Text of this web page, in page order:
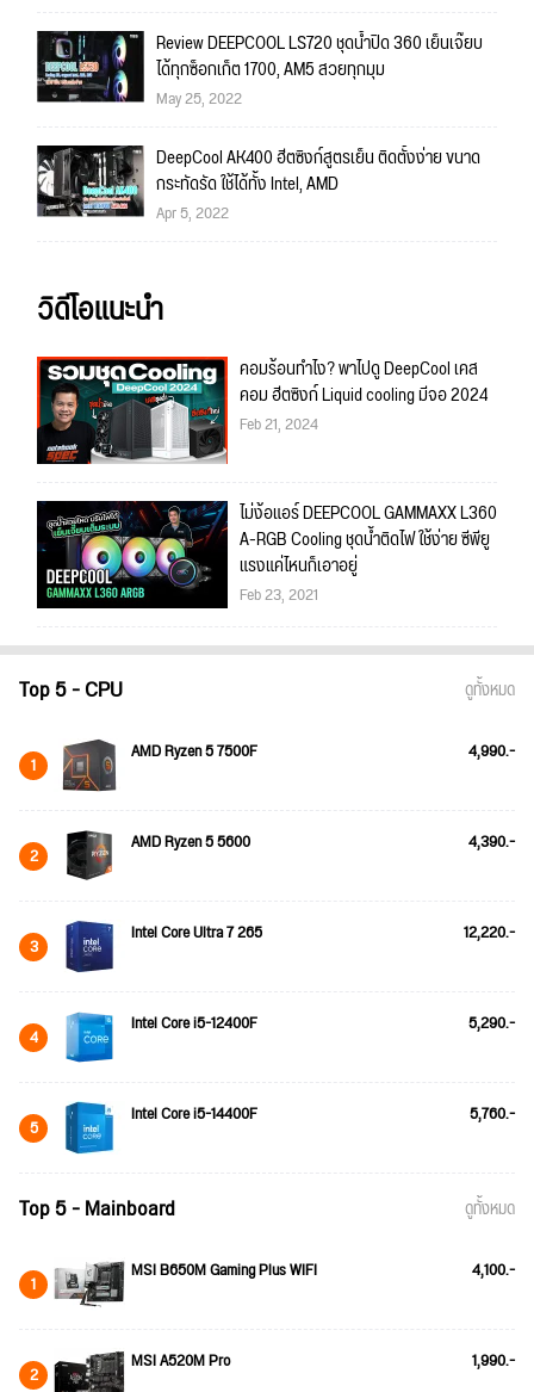
Review DEEPCOOL LS720 ชุดน้ำปิด 360 เย็นเจ๊ยบ
ได้ทุกซ็อกเก็ต 1700, AM5 สวยทุกมุม
May 25, 2022
DeepCool AK400 ฮีตซิงก์สูตรเย็น ติดตั้งง่าย ขนาด
กระทัดรัด ใช้ได้ทั้ง Intel, AMD
Apr 5, 2022
วิดีโอแนะนำ
คอมร้อนทำไง? พาไปดู DeepCool เคส
คอม ฮีตซิงก์ Liquid cooling มีจอ 2024
Feb 21, 2024
ไม่ง้อแอร์ DEEPCOOL GAMMAXX L360
A-RGB Cooling ชุดน้ำติดไฟ ใช้ง่าย ซีพียู
แรงแค่ไหนก็เอาอยู่
Feb 23, 2021
Top 5 - CPU ดูทั้งหมด
1 AMD Ryzen 5 7500F 4,990.-
2 AMD Ryzen 5 5600 4,390.-
3 Intel Core Ultra 7 265 12,220.-
4 Intel Core i5-12400F 5,290.-
5 Intel Core i5-14400F 5,760.-
Top 5 - Mainboard ดูทั้งหมด
1 MSI B650M Gaming Plus WIFI 4,100.-
2 MSI A520M Pro 1,990.-